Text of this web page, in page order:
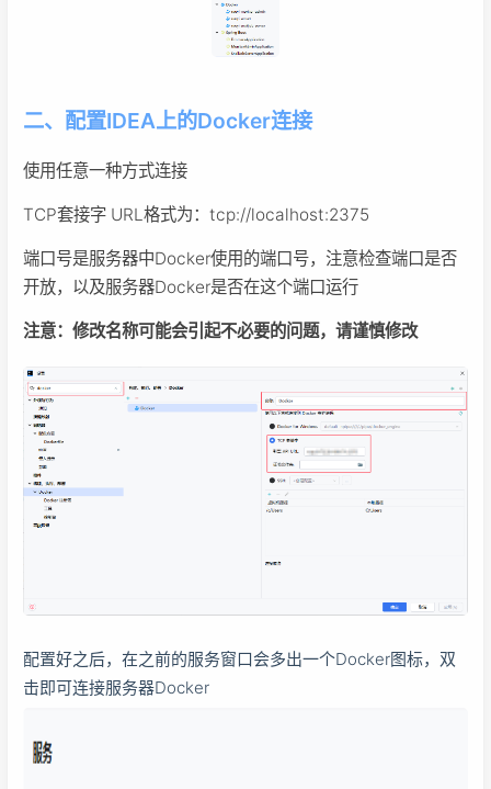
二、配置IDEA上的Docker连接
使用任意一种方式连接
TCP套接字 URL格式为：tcp://localhost:2375
端口号是服务器中Docker使用的端口号，注意检查端口是否
开放，以及服务器Docker是否在这个端口运行
注意：修改名称可能会引起不必要的问题，请谨慎修改
配置好之后，在之前的服务窗口会多出一个Docker图标，双
击即可连接服务器Docker